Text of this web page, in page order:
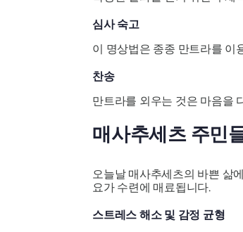
심사 숙고
이 명상법은 종종 만트라를 이
찬송
만트라를 외우는 것은 마음을
매사추세츠 주민
오늘날 매사추세츠의 바쁜 삶
요가 수련에 매료됩니다.
스트레스 해소 및 감정 균형